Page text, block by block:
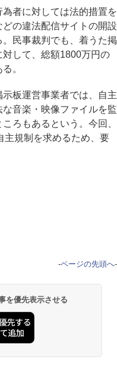
者に対しては法的措置を
の違法配信サイトの開設
民事裁判でも、着うた掲
して、総額1800万円の
。
板運営事業者では、自主
音楽・映像ファイルを監
ろもあるという。今回、
主規制を求めるため、要
-ページの先頭へ-
を優先表示させる